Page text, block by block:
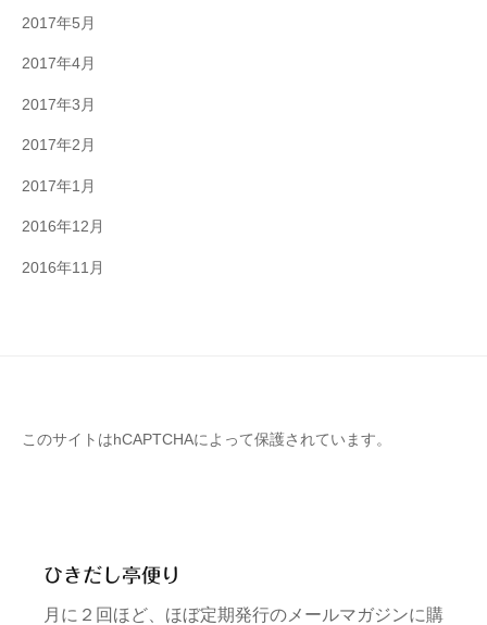
2017年5月
2017年4月
2017年3月
2017年2月
2017年1月
2016年12月
2016年11月
このサイトはhCAPTCHAによって保護されています。
ひきだし亭便り
月に２回ほど、ほぼ定期発行のメールマガジンに購